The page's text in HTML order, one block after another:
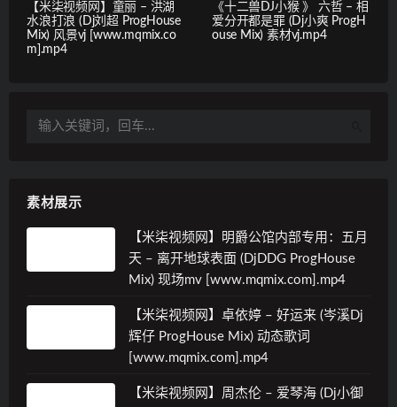
【米柒视频网】童丽 – 洪湖
水浪打浪 (Dj刘超 ProgHouse
Mix) 风景vj [www.mqmix.co
m].mp4
《十二兽DJ小猴 》 六哲 – 相
爱分开都是罪 (Dj小爽 ProgH
ouse Mix) 素材vj.mp4
素材展示
【米柒视频网】明爵公馆内部专用：五月
天 – 离开地球表面 (DjDDG ProgHouse
Mix) 现场mv [www.mqmix.com].mp4
【米柒视频网】卓依婷 – 好运来 (岑溪Dj
辉仔 ProgHouse Mix) 动态歌词
[www.mqmix.com].mp4
【米柒视频网】周杰伦 – 爱琴海 (Dj小御